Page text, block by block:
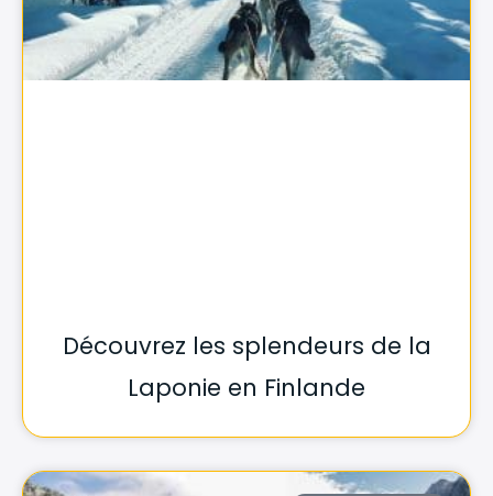
Découvrez les splendeurs de la
Laponie en Finlande